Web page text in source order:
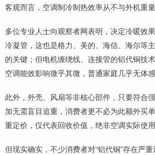
客观而言，空调制冷制热效率从不与外机重量
多位专业人士向观察者网表明，决定冷暖效
冷凝管，这也是格力、美的、海信、海尔等
的关键；但电机缠绕线、连接管的铝代铜技
空调能效影响微乎其微，普通家庭几乎无体感
此外，外壳、风扇等非核心部件，只要符合
加无需盲目追重，消费者更不必为此额外买
重定价，仅代表回收价值，绝非空调实际使用
但现实确实，不少消费者对“铝代铜”存在严